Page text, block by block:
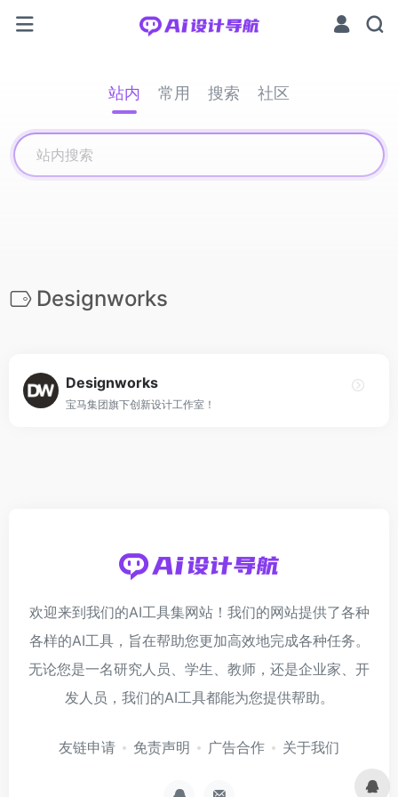
站内 常用 搜索 社区
Designworks
Designworks
宝马集团旗下创新设计工作室！
欢迎来到我们的AI工具集网站！我们的网站提供了各种
各样的AI工具，旨在帮助您更加高效地完成各种任务。
无论您是一名研究人员、学生、教师，还是企业家、开
发人员，我们的AI工具都能为您提供帮助。
友链申请 免责声明 广告合作 关于我们